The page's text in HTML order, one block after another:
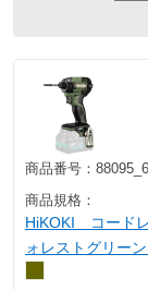
商品番号： 88095_6
商品規格：
HiKOKI コード
ォレストグリー